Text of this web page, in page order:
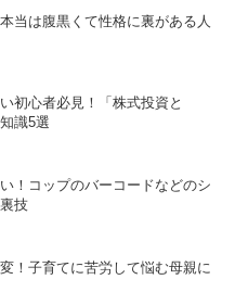
当は腹黒くて性格に裏がある人
初心者必見！「株式投資と
識5選
！コップのバーコードなどのシ
技
！子育てに苦労して悩む母親に